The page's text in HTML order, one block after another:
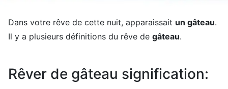
Dans votre rêve de cette nuit, apparaissait un gâteau.
Il y a plusieurs définitions du rêve de gâteau.
Rêver de gâteau signification: